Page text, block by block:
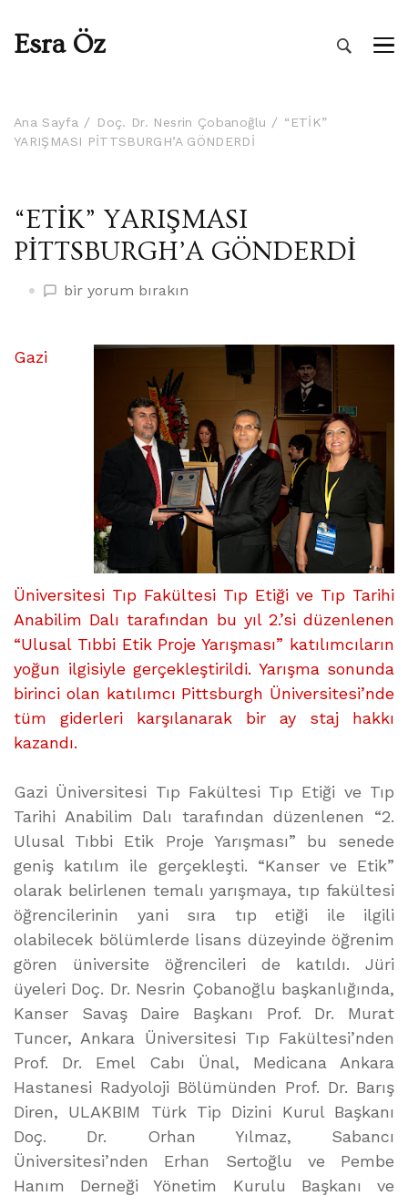
Esra Öz
Ana Sayfa Doç. Dr. Nesrin Çobanoğlu
“ETİK”
YARIŞMASI PİTTSBURGH’A GÖNDERDİ
“ETİK” YARIŞMASI
PİTTSBURGH’A GÖNDERDİ
“ETİK”
GÖNDERDİ
bir yorum bırakın
Gazi
Üniversitesi Tıp Fakültesi Tıp Etiği ve Tıp Tarihi
Anabilim Dalı tarafından bu yıl 2.’si düzenlenen
“Ulusal Tıbbi Etik Proje Yarışması” katılımcıların
yoğun ilgisiyle gerçekleştirildi. Yarışma sonunda
birinci olan katılımcı Pittsburgh Üniversitesi’nde
tüm giderleri karşılanarak bir ay staj hakkı
kazandı.
Gazi Üniversitesi Tıp Fakültesi Tıp Etiği ve Tıp
Tarihi Anabilim Dalı tarafından düzenlenen “2.
Ulusal Tıbbi Etik Proje Yarışması” bu senede
geniş katılım ile gerçekleşti. “Kanser ve Etik”
olarak belirlenen temalı yarışmaya, tıp fakültesi
öğrencilerinin yani sıra tıp etiği ile ilgili
olabilecek bölümlerde lisans düzeyinde öğrenim
gören üniversite öğrencileri de katıldı. Jüri
üyeleri Doç. Dr. Nesrin Çobanoğlu başkanlığında,
Kanser Savaş Daire Başkanı Prof. Dr. Murat
Tuncer, Ankara Üniversitesi Tıp Fakültesi’nden
Prof. Dr. Emel Cabı Ünal, Medicana Ankara
Hastanesi Radyoloji Bölümünden Prof. Dr. Barış
Diren, ULAKBIM Türk Tip Dizini Kurul Başkanı
Doç. Dr. Orhan Yılmaz, Sabancı
Üniversitesi’nden Erhan Sertoğlu ve Pembe
Hanım Derneği Yönetim Kurulu Başkanı ve